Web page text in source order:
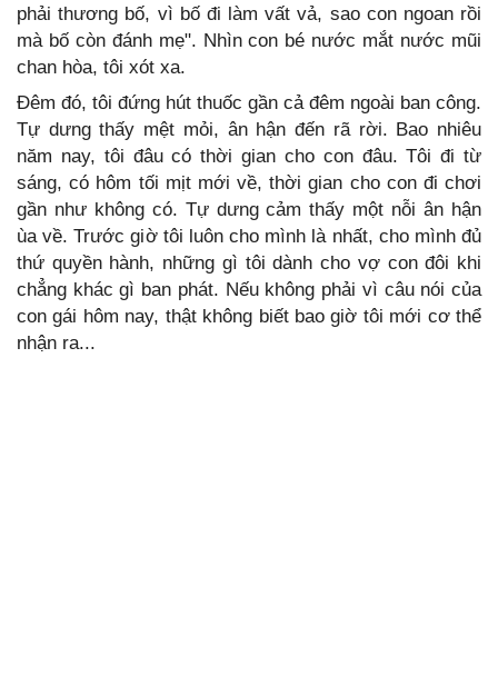
phải thương bố, vì bố đi làm vất vả, sao con ngoan rồi
mà bố còn đánh mẹ". Nhìn con bé nước mắt nước mũi
chan hòa, tôi xót xa.
Đêm đó, tôi đứng hút thuốc gần cả đêm ngoài ban công.
Tự dưng thấy mệt mỏi, ân hận đến rã rời. Bao nhiêu
năm nay, tôi đâu có thời gian cho con đâu. Tôi đi từ
sáng, có hôm tối mịt mới về, thời gian cho con đi chơi
gần như không có. Tự dưng cảm thấy một nỗi ân hận
ùa về. Trước giờ tôi luôn cho mình là nhất, cho mình đủ
thứ quyền hành, những gì tôi dành cho vợ con đôi khi
chẳng khác gì ban phát. Nếu không phải vì câu nói của
con gái hôm nay, thật không biết bao giờ tôi mới cơ thể
nhận ra...